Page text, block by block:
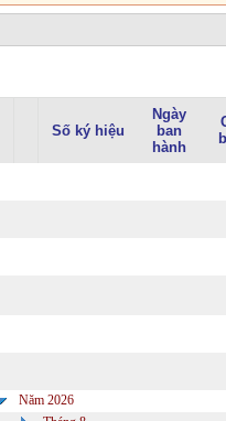
Số ký hiệu
Ngày
ban
hành
Năm 2026